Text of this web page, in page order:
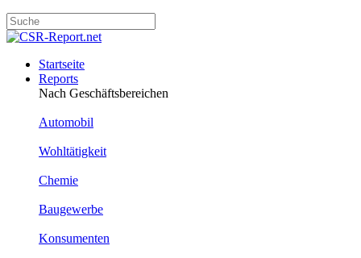
Startseite
Reports
Nach Geschäftsbereichen
Automobil
Wohltätigkeit
Chemie
Baugewerbe
Konsumenten